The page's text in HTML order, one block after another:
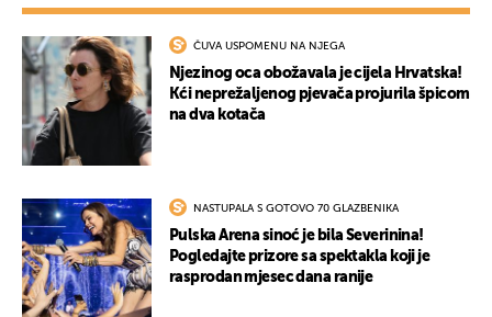
ČUVA USPOMENU NA NJEGA
Njezinog oca obožavala je cijela Hrvatska!
Kći neprežaljenog pjevača projurila špicom
na dva kotača
NASTUPALA S GOTOVO 70 GLAZBENIKA
Pulska Arena sinoć je bila Severinina!
Pogledajte prizore sa spektakla koji je
rasprodan mjesec dana ranije